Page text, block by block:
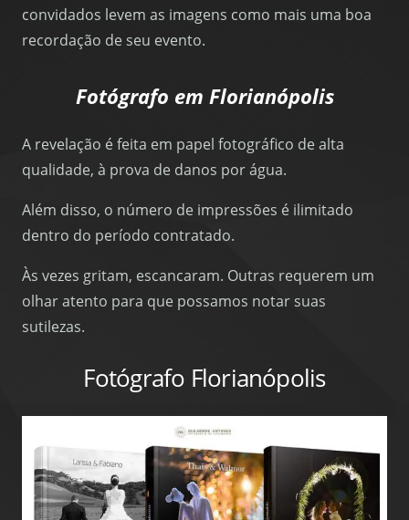
convidados levem as imagens como mais uma boa
recordação de seu evento.
Fotógrafo em Florianópolis
A revelação é feita em papel fotográfico de alta
qualidade, à prova de danos por água.
Além disso, o número de impressões é ilimitado
dentro do período contratado.
Às vezes gritam, escancaram. Outras requerem um
olhar atento para que possamos notar suas
sutilezas.
Fotógrafo Florianópolis